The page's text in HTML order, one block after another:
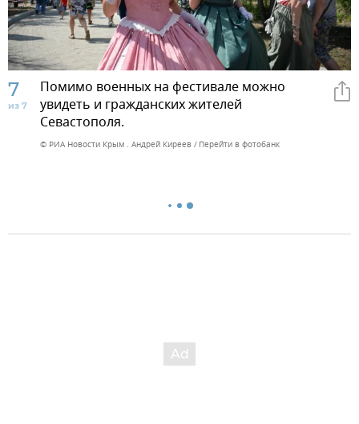
7
из 7
Помимо военных на фестивале можно
увидеть и гражданских жителей
Севастополя.
© РИА Новости Крым . Андрей Киреев Перейти в фотобанк